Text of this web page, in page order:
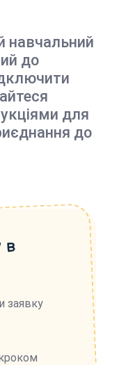
навчальний
до
для
до
в
заявку